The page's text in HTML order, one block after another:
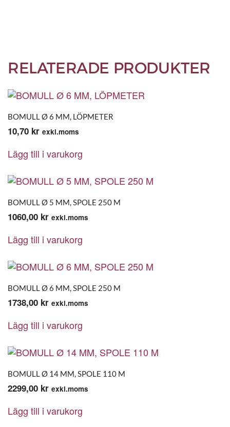
RELATERADE PRODUKTER
BOMULL Ø 6 MM, LÖPMETER
10,70 kr exkl.moms
Lägg till i varukorg
BOMULL Ø 5 MM, SPOLE 250 M
1060,00 kr exkl.moms
Lägg till i varukorg
BOMULL Ø 6 MM, SPOLE 250 M
1738,00 kr exkl.moms
Lägg till i varukorg
BOMULL Ø 14 MM, SPOLE 110 M
2299,00 kr exkl.moms
Lägg till i varukorg